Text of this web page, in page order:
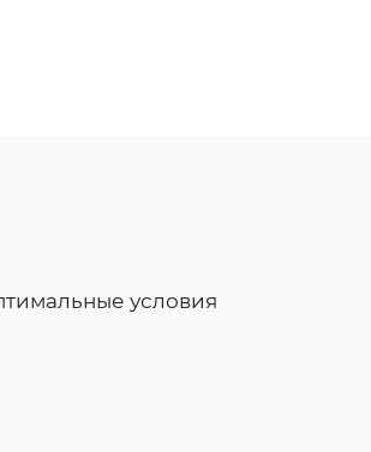
условия